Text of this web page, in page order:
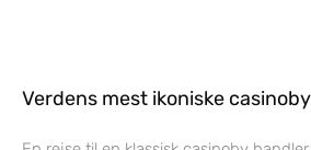
Verdens mest ikoniske